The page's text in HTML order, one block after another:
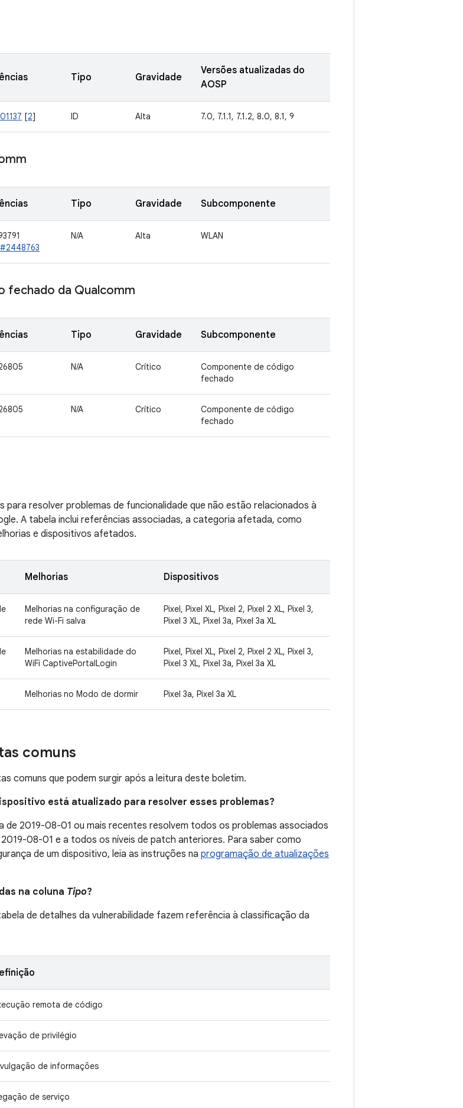
Tipo Gravidade
Versões atualizadas do
AOSP
[2] ID Alta 7.0, 7.1.1, 7.1.2, 8.0, 8.1, 9
Tipo Gravidade Subcomponente
N/A Alta WLAN
fechado da Qualcomm
Tipo Gravidade Subcomponente
N/A Crítico
Componente de código
fechado
N/A Crítico
Componente de código
fechado
para resolver problemas de funcionalidade que não estão relacionados à
A tabela inclui referências associadas, a categoria afetada, como
e dispositivos afetados.
Melhorias Dispositivos
Melhorias na configuração de
rede Wi-Fi salva
Pixel, Pixel XL, Pixel 2, Pixel 2 XL, Pixel 3,
Pixel 3 XL, Pixel 3a, Pixel 3a XL
Melhorias na estabilidade do
WiFi CaptivePortalLogin
Pixel, Pixel XL, Pixel 2, Pixel 2 XL, Pixel 3,
Pixel 3 XL, Pixel 3a, Pixel 3a XL
Melhorias no Modo de dormir Pixel 3a, Pixel 3a XL
comuns
comuns que podem surgir após a leitura deste boletim.
está atualizado para resolver esses problemas?
de 2019-08-01 ou mais recentes resolvem todos os problemas associados
08-01 e a todos os níveis de patch anteriores. Para saber como
de um dispositivo, leia as instruções na programação de atualizações
na coluna Tipo?
de detalhes da vulnerabilidade fazem referência à classificação da
remota de código
de privilégio
de informações
de serviço